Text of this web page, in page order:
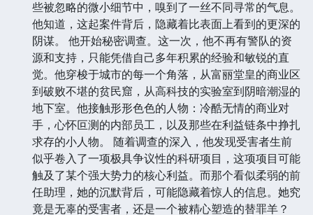
些被忽略的微小细节中，嗅到了一丝不同寻常的气息。
他知道，这起案件背后，隐藏着比表面上看到的更深的
阴谋。 他开始秘密调查。这一次，他不再有警队的资
源和支持，只能凭借自己多年积累的经验和敏锐的直
觉。他穿梭于城市的每一个角落，从富丽堂皇的商业区
到破败不堪的贫民窟，从高科技的实验室到阴暗潮湿的
地下室。他接触形形色色的人物：冷酷无情的商业对
手，心怀叵测的内部员工，以及那些在利益链条中挣扎
求存的小人物。 随着调查的深入，他发现受害者生前
似乎卷入了一项极具争议性的科研项目，这项项目可能
触及了某个强大势力的核心利益。而那个看似柔弱的前
任助理，她的沉默背后，可能隐藏着惊人的信息。她究
竟是无辜的受害者，还是一个被精心塑造的替罪羊？